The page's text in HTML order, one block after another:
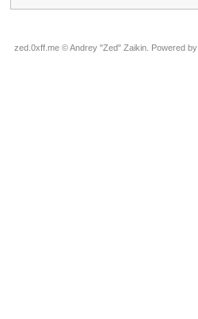
zed.0xff.me © Andrey "Zed" Zaikin. Powered by